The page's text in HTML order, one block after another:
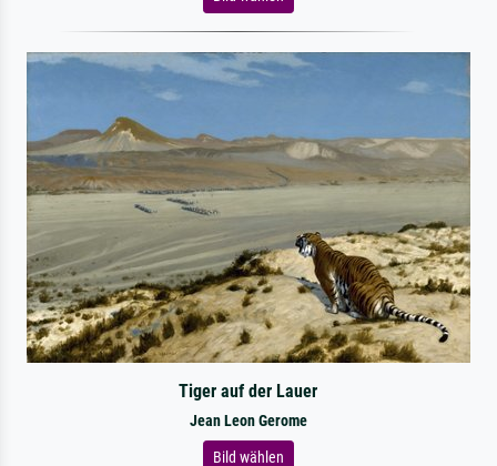
Tiger auf der Lauer
Jean Leon Gerome
Bild wählen